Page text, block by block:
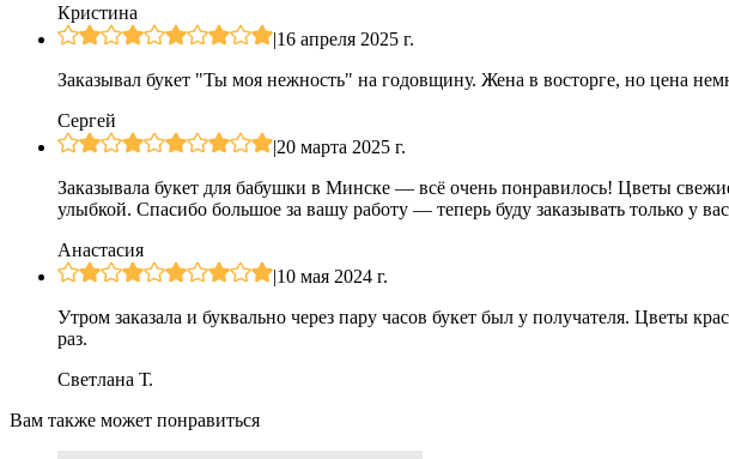
Кристина
|16 апреля 2025 г.
Заказывал букет "Ты моя нежность" на годовщину. Жена в восторге, но цена
Сергей
|20 марта 2025 г.
Заказывала букет для бабушки в Минске — всё очень понравилось! Цветы
улыбкой. Спасибо большое за вашу работу — теперь буду заказывать только у
Анастасия
|10 мая 2024 г.
Утром заказала и буквально через пару часов букет был у получателя. Цветы
раз.
Светлана Т.
Вам также может понравиться